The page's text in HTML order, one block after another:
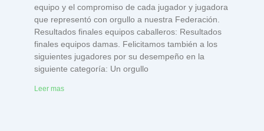
equipo y el compromiso de cada jugador y jugadora
que representó con orgullo a nuestra Federación.
Resultados finales equipos caballeros: Resultados
finales equipos damas. Felicitamos también a los
siguientes jugadores por su desempeño en la
siguiente categoría: Un orgullo
Leer mas